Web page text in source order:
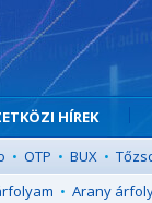
HÍREK
• OTP • BUX •
• Arany